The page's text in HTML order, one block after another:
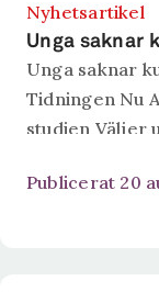
Nyhetsartikel
Unga saknar
Unga saknar
Tidningen Nu
studien Väljer
Publicerat 20